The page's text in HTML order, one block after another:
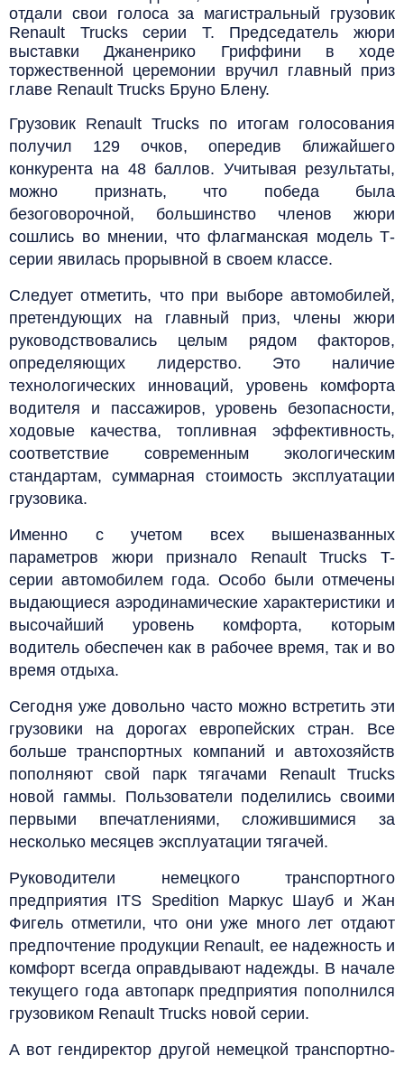
отдали свои голоса за магистральный грузовик
Renault Trucks серии Т. Председатель жюри
выставки Джаненрико Гриффини в ходе
торжественной церемонии вручил главный приз
главе Renault Trucks Бруно Блену.
Грузовик Renault Trucks по итогам голосования
получил 129 очков, опередив ближайшего
конкурента на 48 баллов. Учитывая результаты,
можно признать, что победа была
безоговорочной, большинство членов жюри
сошлись во мнении, что флагманская модель Т-
серии явилась прорывной в своем классе.
Следует отметить, что при выборе автомобилей,
претендующих на главный приз, члены жюри
руководствовались целым рядом факторов,
определяющих лидерство. Это наличие
технологических инноваций, уровень комфорта
водителя и пассажиров, уровень безопасности,
ходовые качества, топливная эффективность,
соответствие современным экологическим
стандартам, суммарная стоимость эксплуатации
грузовика.
Именно с учетом всех вышеназванных
параметров жюри признало Renault Trucks T-
серии автомобилем года. Особо были отмечены
выдающиеся аэродинамические характеристики и
высочайший уровень комфорта, которым
водитель обеспечен как в рабочее время, так и во
время отдыха.
Сегодня уже довольно часто можно встретить эти
грузовики на дорогах европейских стран. Все
больше транспортных компаний и автохозяйств
пополняют свой парк тягачами Renault Trucks
новой гаммы. Пользователи поделились своими
первыми впечатлениями, сложившимися за
несколько месяцев эксплуатации тягачей.
Руководители немецкого транспортного
предприятия ITS Spedition Маркус Шауб и Жан
Фигель отметили, что они уже много лет отдают
предпочтение продукции Renault, ее надежность и
комфорт всегда оправдывают надежды. В начале
текущего года автопарк предприятия пополнился
грузовиком Renault Trucks новой серии.
А вот гендиректор другой немецкой транспортно-